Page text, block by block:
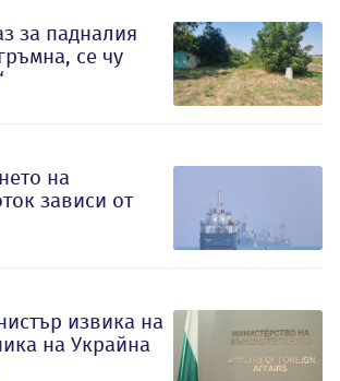
за падналия
се чу
на
зависи от
извика на
на Украйна